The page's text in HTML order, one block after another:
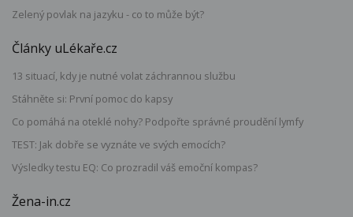
Zelený povlak na jazyku - co to může být?
Články uLékaře.cz
13 situací, kdy je nutné volat záchrannou službu
Stáhněte si: První pomoc do kapsy
Co pomáhá na oteklé nohy? Podpořte správné proudění lymfy
TEST: Jak dobře se vyznáte ve svých emocích?
Výsledky testu EQ: Co prozradil váš emoční kompas?
Žena-in.cz